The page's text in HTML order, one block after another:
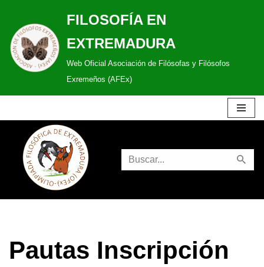
Saltar
al
contenido
FILOSOFÍA EN
EXTREMADURA
Web Oficial Asociación de Filósofas y Filósofos
Exremeños (AFEx)
Pautas Inscripción